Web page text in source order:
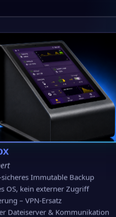
Immutable Backup
OS, kein externer Zugriff
– VPN-Ersatz
Dateiserver & Kommunikation